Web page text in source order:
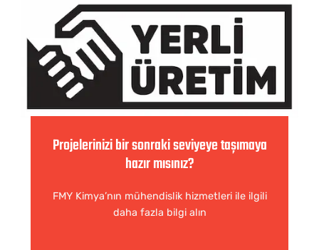
Projelerinizi bir sonraki seviyeye taşımaya
hazır mısınız?
FMY Kimya’nın mühendislik hizmetleri ile ilgili
daha fazla bilgi alın